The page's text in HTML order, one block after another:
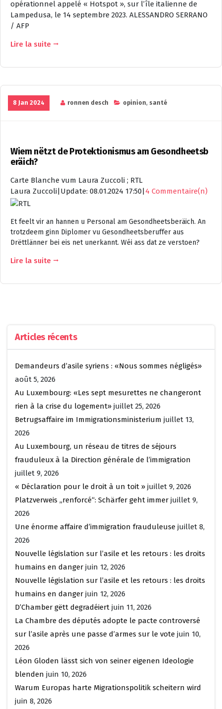
opérationnel appelé « Hotspot », sur l’île italienne de
Lampedusa, le 14 septembre 2023. ALESSANDRO SERRANO
/ AFP
Lire la suite
8 Jan 2024 ronnen desch opinion, santé
Wiem nëtzt de Protektionismus am Gesondheetsb
eräich?
Carte Blanche vum Laura Zuccoli ; RTL
Laura Zuccoli| Update: 08.01.2024 17:50| 4 Commentaire(n)
Et feelt vir an hannen u Personal am Gesondheetsberäich. An
trotzdeem ginn Diplomer vu Gesondheetsberuffer aus
Drëttlänner bei eis net unerkannt. Wéi ass dat ze verstoen?
Lire la suite
Articles récents
Demandeurs d’asile syriens : «Nous sommes négligés»
août 5, 2026
Au Luxembourg: «Les sept mesurettes ne changeront
rien à la crise du logement» juillet 25, 2026
Betrugsaffaire im Immigrationsministerium juillet 13,
2026
Au Luxembourg, un réseau de titres de séjours
frauduleux à la Direction générale de l’immigration
juillet 9, 2026
« Déclaration pour le droit à un toit » juillet 9, 2026
Platzverweis „renforcé“: Schärfer geht immer juillet 9,
2026
Une énorme affaire d’immigration frauduleuse juillet 8,
2026
Nouvelle législation sur l’asile et les retours : les droits
humains en danger juin 12, 2026
Nouvelle législation sur l’asile et les retours : les droits
humains en danger juin 12, 2026
D’Chamber gëtt degradéiert juin 11, 2026
La Chambre des députés adopte le pacte controversé
sur l’asile après une passe d’armes sur le vote juin 10,
2026
Léon Gloden lässt sich von seiner eigenen Ideologie
blenden juin 10, 2026
Warum Europas harte Migrationspolitik scheitern wird
juin 8, 2026